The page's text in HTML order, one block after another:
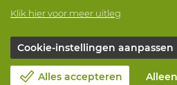
Klik hier voor meer uitleg
Cookie-instellingen aanpassen
Alles accepteren